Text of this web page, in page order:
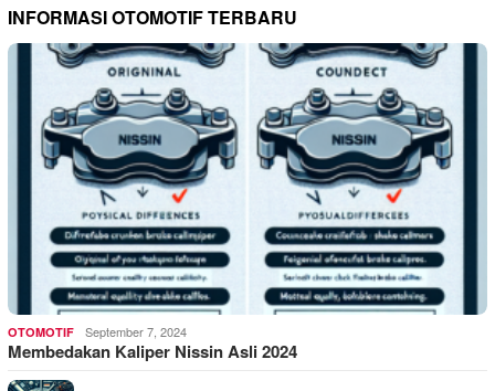
INFORMASI OTOMOTIF TERBARU
OTOMOTIF September 7, 2024
Membedakan Kaliper Nissin Asli 2024